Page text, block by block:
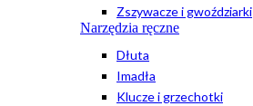
Zszywacze i gwoździarki
Narzędzia ręczne
Dłuta
Imadła
Klucze i grzechotki